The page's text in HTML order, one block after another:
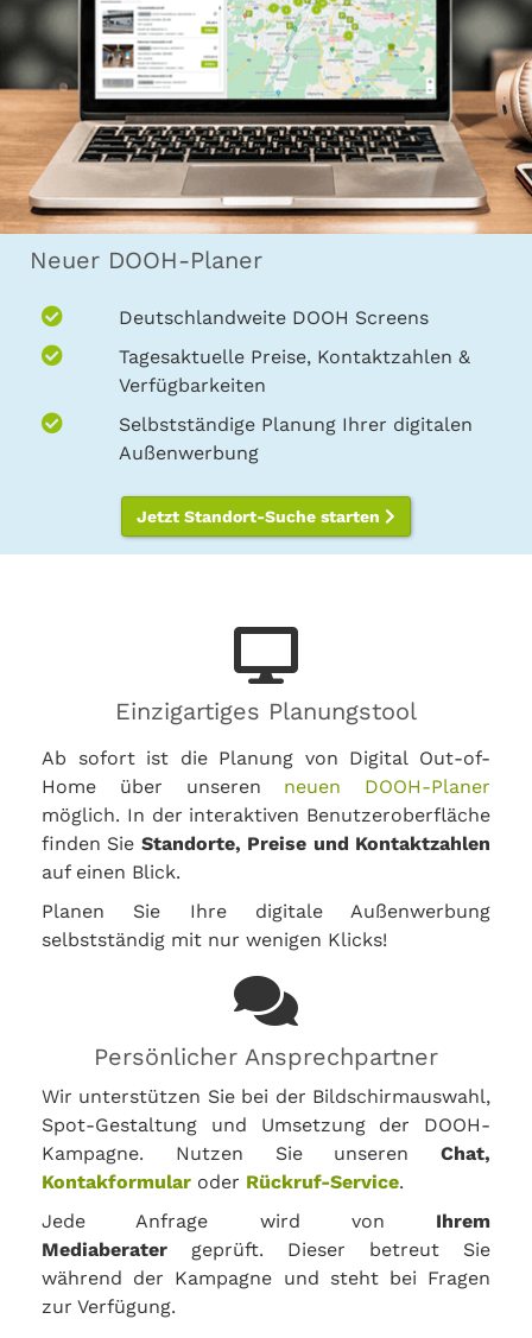
Neuer DOOH-Planer
Deutschlandweite DOOH Screens
Tagesaktuelle Preise, Kontaktzahlen &
Verfügbarkeiten
Selbstständige Planung Ihrer digitalen
Außenwerbung
Jetzt Standort-Suche starten
Einzigartiges Planungstool
Ab sofort ist die Planung von Digital Out-of-
Home über unseren neuen DOOH-Planer
möglich. In der interaktiven Benutzeroberfläche
finden Sie Standorte, Preise und Kontaktzahlen
auf einen Blick.
Planen Sie Ihre digitale Außenwerbung
selbstständig mit nur wenigen Klicks!
Persönlicher Ansprechpartner
Wir unterstützen Sie bei der Bildschirmauswahl,
Spot-Gestaltung und Umsetzung der DOOH-
Kampagne. Nutzen Sie unseren Chat,
Kontakformular oder Rückruf-Service.
Jede Anfrage wird von Ihrem
Mediaberater geprüft. Dieser betreut Sie
während der Kampagne und steht bei Fragen
zur Verfügung.